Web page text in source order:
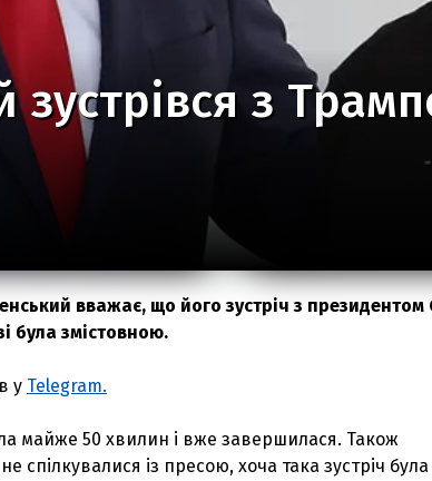
зустрівся з
вважає, що його зустріч з
була змістовною.
у Telegram.
майже 50 хвилин і вже завершилася. Також
спілкувалися із пресою, хоча така зустріч була